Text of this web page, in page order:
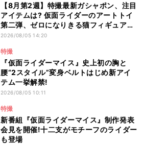
【8月第2週】特撮最新ガシャポン、注目
アイテムは? 仮面ライダーのアートトイ
第二弾、ゼロになりきる猫フィギュアも
登場
2026/08/05 14:20
特撮
『仮面ライダーマイス』史上初の胸と
腰“2スタイル”変身ベルトはじめ新アイ
テム一挙解禁!
2026/08/05 10:11
特撮
新番組『仮面ライダーマイス』制作発表
会見を開催!十二支がモチーフのライダー
も登場